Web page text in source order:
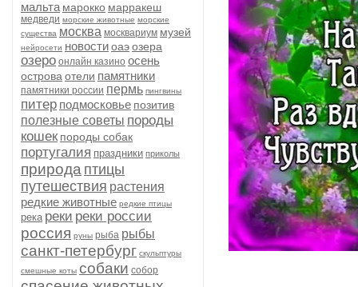
мальта марокко марракеш
медведи морские животные морские
существа москва москвариум музей
нейросети новостиоаэозера
озеро онлайн казино осень
острова отели памятники
памятники россии пермь пингвины
питер подмосковье позитив
полезные советы породы
кошек породы собак
португалия праздники приколы
природа птицы
путешествия растения
редкие животные редкие птицы
река реки реки россии
россия руны рыба рыбы
санкт-петербург скульптуры
смешные коты собаки собор